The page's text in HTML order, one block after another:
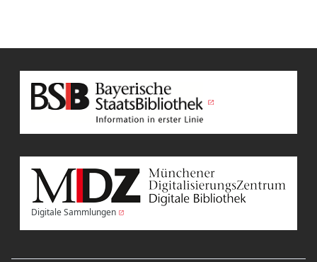
Digitale Sammlungen